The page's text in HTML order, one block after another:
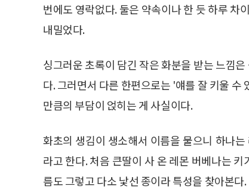
번에도 영락없다. 둘은 약속이나 한 듯 하루 차
내밀었다.
싱그러운 초록이 담긴 작은 화분을 받는 느낌
다. 그러면서 다른 한편으로는 '얘를 잘 키울 수
만큼의 부담이 얹히는 게 사실이다.
화초의 생김이 생소해서 이름을 물으니 하나
라고 한다. 처음 큰딸이 사 온 레몬 버베나는
름도 그렇고 다소 낯선 종이라 특성을 찾아본다.